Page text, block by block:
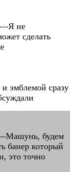
Я не
сделать
эмблемой сразу
Машунь, будем
банер который
это точно